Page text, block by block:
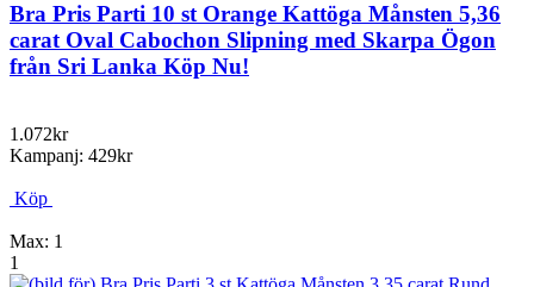
Bra Pris Parti 10 st Orange Kattöga Månsten 5,36
carat Oval Cabochon Slipning med Skarpa Ögon
från Sri Lanka Köp Nu!
1.072kr
Kampanj: 429kr
Köp
Max: 1
1